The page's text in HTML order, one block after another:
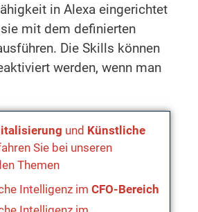
in Alexa eingerichtet
mit dem definierten
Die Skills können
werden, wenn man
und Künstliche
Sie bei unseren
Themen
Intelligenz im CFO-Bereich